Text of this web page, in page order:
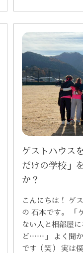
ゲストハウス
だけの学校」
か？
こんにちは！ ゲ
の 石本です。 「
ない人と相部屋
ど……」 よく聞か
です（笑） 実は